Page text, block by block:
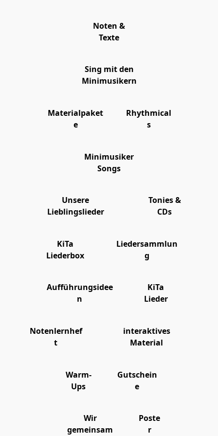
Noten &
Texte
Sing mit den
Minimusikern
Materialpaket
e
Rhythmical
s
Minimusiker
Songs
Unsere
Lieblingslieder
Tonies &
CDs
KiTa
Liederbox
Liedersammlun
g
Aufführungsidee
n
KiTa
Lieder
Notenlernhef
t
interaktives
Material
Warm-
Ups
Gutschein
e
Wir
gemeinsam
Poste
r